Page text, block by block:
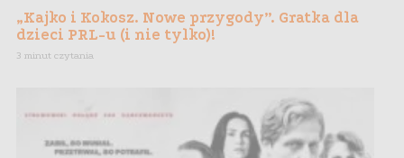
„Kajko i Kokosz. Nowe przygody”. Gratka dla
dzieci PRL-u (i nie tylko)!
3 minut czytania